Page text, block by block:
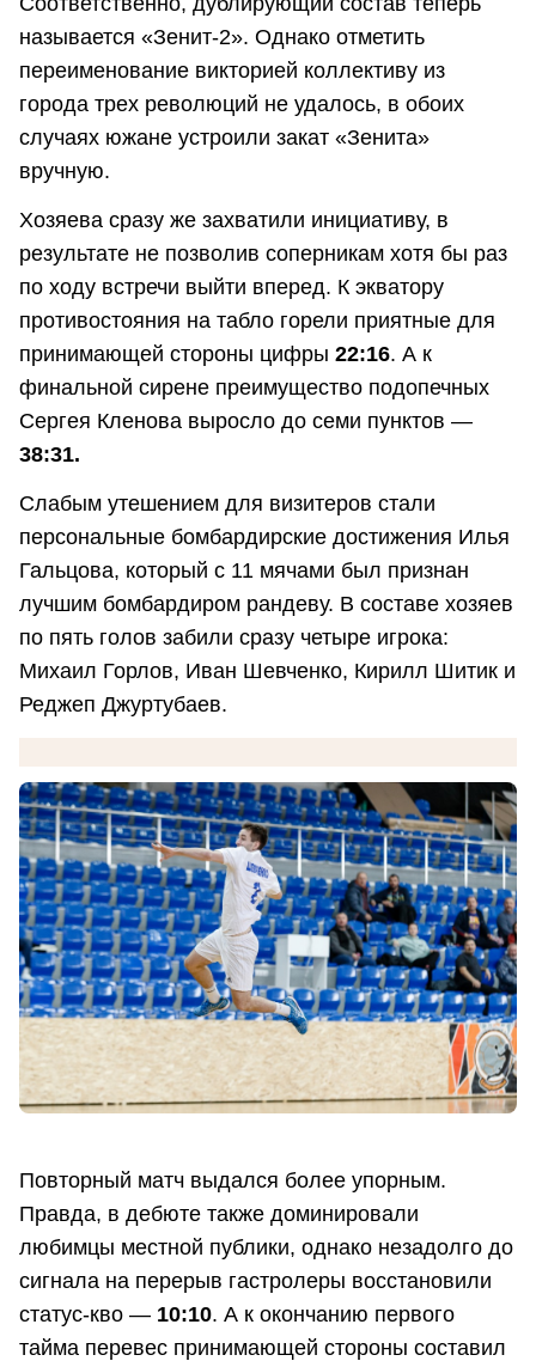
называется «Зенит-2». Однако отметить
переименование викторией коллективу из
города трех революций не удалось, в обоих
случаях южане устроили закат «Зенита»
вручную.
Хозяева сразу же захватили инициативу, в
результате не позволив соперникам хотя бы раз
по ходу встречи выйти вперед. К экватору
противостояния на табло горели приятные для
принимающей стороны цифры 22:16. А к
финальной сирене преимущество подопечных
Сергея Кленова выросло до семи пунктов —
38:31.
Слабым утешением для визитеров стали
персональные бомбардирские достижения Илья
Гальцова, который с 11 мячами был признан
лучшим бомбардиром рандеву. В составе хозяев
по пять голов забили сразу четыре игрока:
Михаил Горлов, Иван Шевченко, Кирилл Шитик и
Реджеп Джуртубаев.
Повторный матч выдался более упорным.
Правда, в дебюте также доминировали
любимцы местной публики, однако незадолго до
сигнала на перерыв гастролеры восстановили
статус-кво — 10:10. А к окончанию первого
тайма перевес принимающей стороны составил